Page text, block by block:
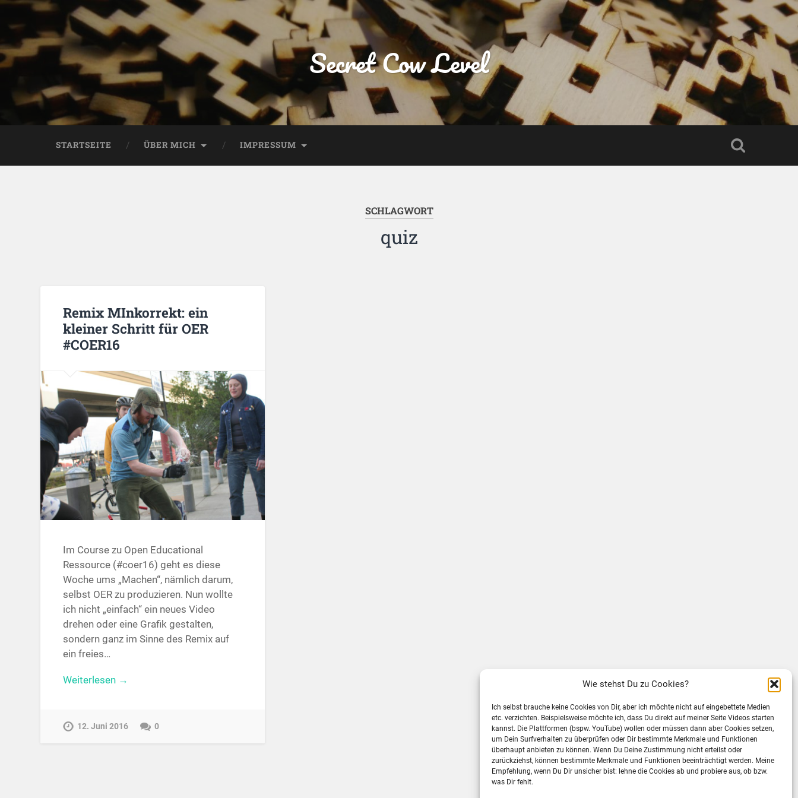
Wie stehst Du zu Cookies?
Ich selbst brauche keine Cookies von Dir, aber ich möchte nicht auf eingebettete Medien
etc. verzichten. Beispielsweise möchte ich, dass Du direkt auf meiner Seite Videos starten
kannst. Die Plattformen (bspw. YouTube) wollen oder müssen dann aber Cookies setzen,
um Dein Surfverhalten zu überprüfen oder Dir bestimmte Merkmale und Funktionen
überhaupt anbieten zu können. Wenn Du Deine Zustimmung nicht erteilst oder
zurückziehst, können bestimmte Merkmale und Funktionen beeinträchtigt werden. Meine
Empfehlung, wenn Du Dir unsicher bist: lehne die Cookies ab und probiere aus, ob bzw.
was Dir fehlt.
Secret Cow Level
STARTSEITE ÜBER MICH IMPRESSUM
SCHLAGWORT
quiz
Remix MInkorrekt: ein
kleiner Schritt für OER
#COER16
Im Course zu Open Educational
Ressource (#coer16) geht es diese
Woche ums „Machen“, nämlich darum,
selbst OER zu produzieren. Nun wollte
ich nicht „einfach“ ein neues Video
drehen oder eine Grafik gestalten,
sondern ganz im Sinne des Remix auf
ein freies…
Weiterlesen →
12. Juni 2016 0